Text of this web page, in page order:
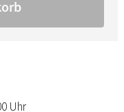
Uhr